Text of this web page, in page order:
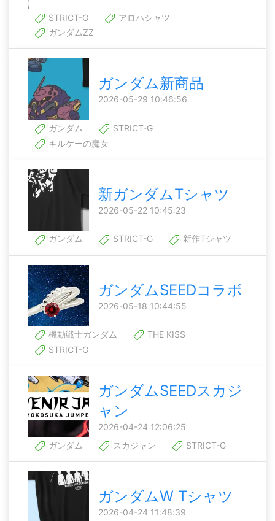
STRICT-G
アロハシャツ
ガンダムZZ
ガンダム新商品
2026-05-29 10:46:56
ガンダム
STRICT-G
キルケーの魔女
新ガンダムTシャツ
2026-05-22 10:45:23
ガンダム STRICT-G 新作Tシャツ
ガンダムSEEDコラボ
2026-05-18 10:44:55
機動戦士ガンダム
THE KISS
STRICT-G
ガンダムSEEDスカジ
ャン
2026-04-24 12:06:25
ガンダム
スカジャン STRICT-G
ガンダムW Tシャツ
2026-04-24 11:48:39